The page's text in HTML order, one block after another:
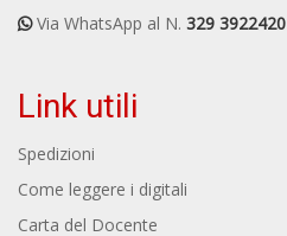
Via WhatsApp al N. 329 3922420
Link utili
Spedizioni
Come leggere i digitali
Carta del Docente